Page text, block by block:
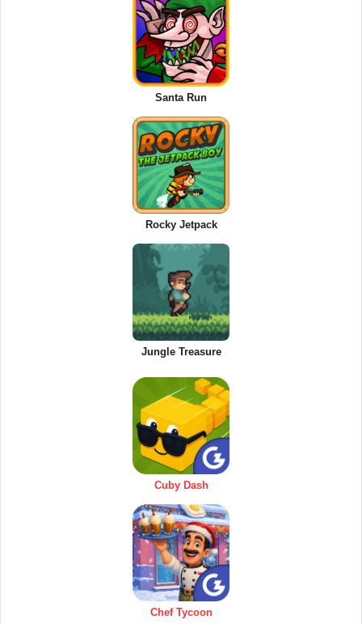
Santa Run
Rocky Jetpack
Jungle Treasure
Cuby Dash
Chef Tycoon